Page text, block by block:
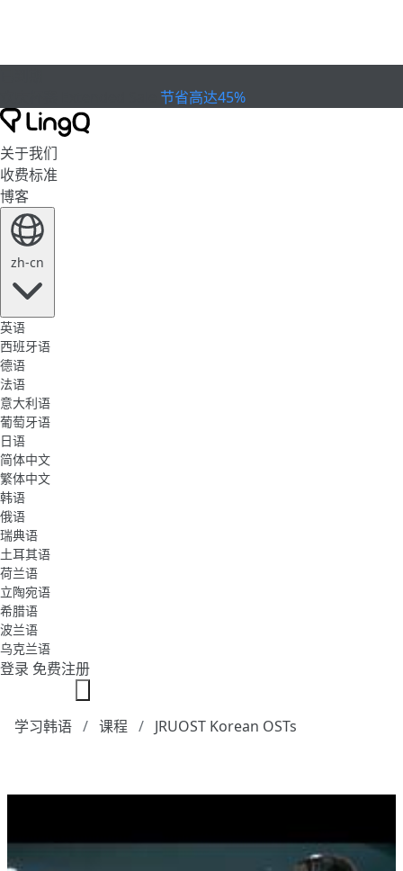
节省高达45%
关于我们
收费标准
博客
zh-cn
英语
西班牙语
德语
法语
意大利语
葡萄牙语
日语
简体中文
繁体中文
韩语
俄语
瑞典语
土耳其语
荷兰语
立陶宛语
希腊语
波兰语
乌克兰语
登录 免费注册
学习韩语 课程 JRUOST Korean OSTs